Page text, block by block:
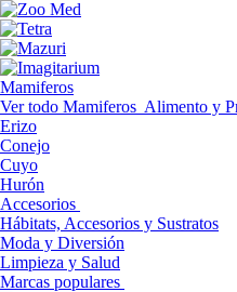
Mamiferos
Ver todo Mamiferos Alimento y
Erizo
Conejo
Cuyo
Hurón
Accesorios
Hábitats, Accesorios y Sustratos
Moda y Diversión
Limpieza y Salud
Marcas populares